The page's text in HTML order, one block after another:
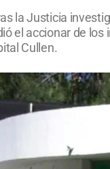
la Justicia
el accionar de los
Cullen.